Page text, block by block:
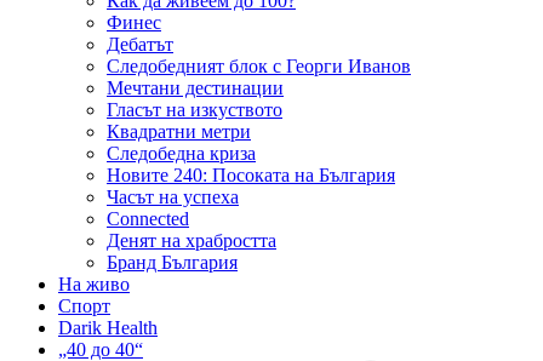
Финес
Дебатът
Следобедният блок с Георги Иванов
Мечтани дестинации
Гласът на изкуството
Квадратни метри
Следобедна криза
Новите 240: Посоката на България
Часът на успеха
Connected
Денят на храбростта
Бранд България
На живо
Спорт
Darik Health
„40 до 40“